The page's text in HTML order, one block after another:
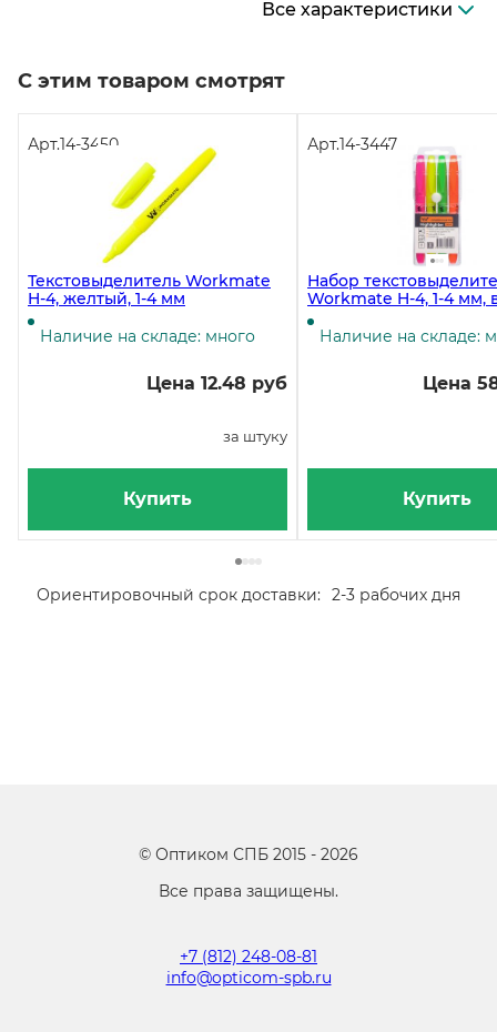
Все характеристики
С этим товаром смотрят
Арт.14-3450
Текстовыделитель Workmate
H-4, желтый, 1-4 мм
Наличие на складе: много
Цена 12.48 руб
за штуку
Купить
Арт.14-3447
Набор
Workmate H-4, 1-4 мм,
пенале 4 цвета
Наличие на складе:
Цена
Купить
Ориентировочный срок доставки: 2-3 рабочих дня
© Оптиком СПБ 2015 - 2026
Все права защищены.
+7 (812) 248-08-81
info@opticom-spb.ru